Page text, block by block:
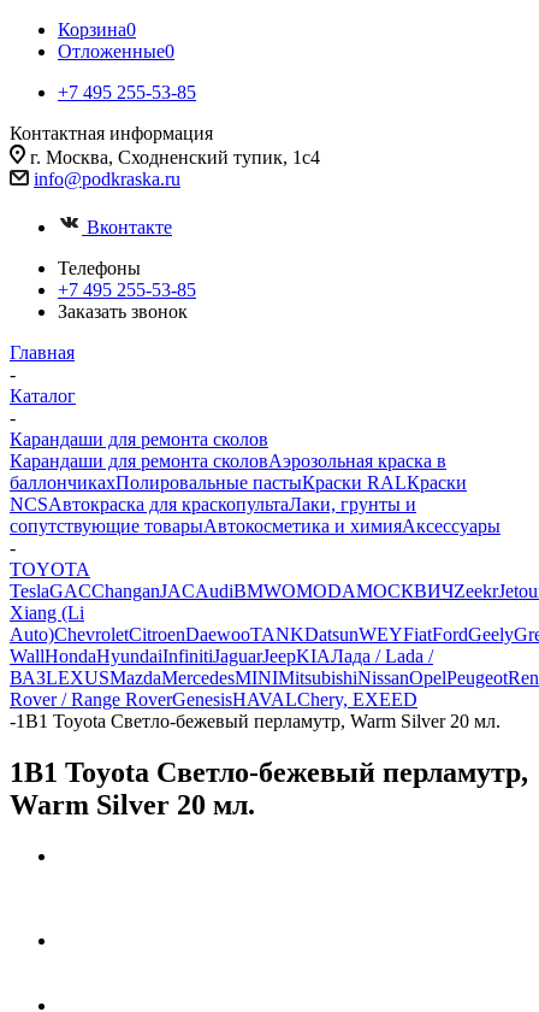
Корзина0
Отложенные0
+7 495 255-53-85
Контактная информация
г. Москва, Сходненский тупик, 1с4
info@podkraska.ru
Вконтакте
Телефоны
+7 495 255-53-85
Заказать звонок
Главная
-
Каталог
-
Карандаши для ремонта сколов
Карандаши для ремонта сколовАэрозольная краска в
баллончикахПолировальные пастыКраски RALКраски
NCSАвтокраска для краскопультаЛаки, грунты и
сопутствующие товарыАвтокосметика и химияАксессуары
-
TOYOTA
TeslaGACChanganJACAudiBMWOMODAМОСКВИЧZeekr
Xiang (Li
Auto)ChevroletCitroenDaewooTANKDatsunWEYFiatFordGeely
WallHondaHyundaiInfinitiJaguarJeepKIAЛада / Lada /
ВАЗLEXUSMazdaMercedesMINIMitsubishiNissanOpelPeugeot
Rover / Range RoverGenesisHAVALChery, EXEED
-1B1 Toyota Светло-бежевый перламутр, Warm Silver 20 мл.
1B1 Toyota Светло-бежевый перламутр,
Warm Silver 20 мл.